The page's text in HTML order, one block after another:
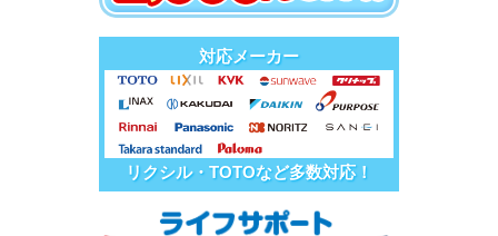
対応メーカー
リクシル・TOTOなど多数対応！